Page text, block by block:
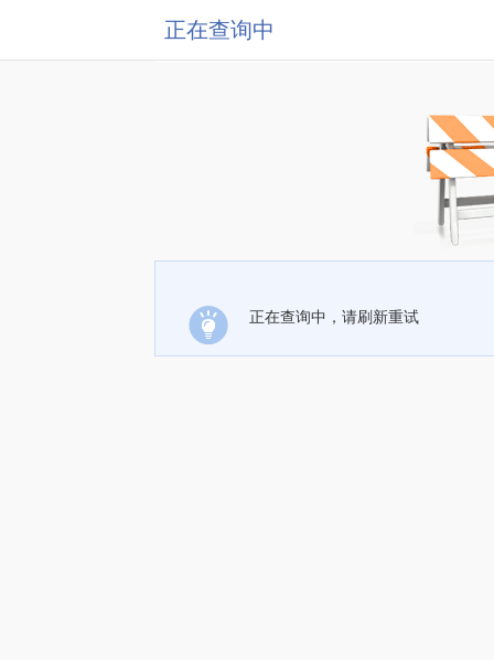
正在查询中
正在查询中，请刷新重试